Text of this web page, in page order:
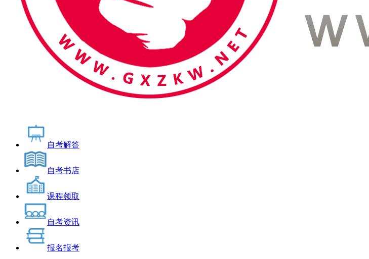
自考解答
自考书店
课程领取
自考资讯
报名报考